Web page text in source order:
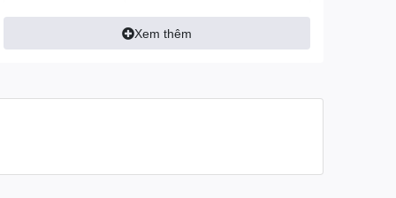
Tính năng khác
Mã hóa phần cứng
AES-256 được kích
hoạt bằng mật khẩu
Xem thêm